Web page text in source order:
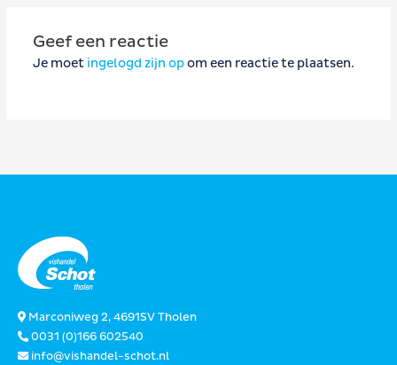
Geef een reactie
Je moet ingelogd zijn opom een reactie te plaatsen.
Marconiweg 2, 4691SV Tholen
0031 (0)166 602540
info@vishandel-schot.nl